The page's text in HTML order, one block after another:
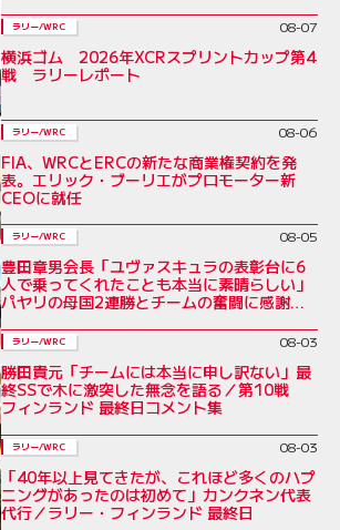
ラリー/WRC 08-07
横浜ゴム 2026年XCRスプリントカップ第4
戦 ラリーレポート
ラリー/WRC 08-06
FIA、WRCとERCの新たな商業権契約を発
表。エリック・ブーリエがプロモーター新
CEOに就任
ラリー/WRC 08-05
豊田章男会長「ユヴァスキュラの表彰台に6
人で乗ってくれたことも本当に素晴らしい」
パヤリの母国2連勝とチームの奮闘に感謝を
ラリー/WRC 08-03
勝田貴元「チームには本当に申し訳ない」最
終SSで木に激突した無念を語る／第10戦
フィンランド 最終日コメント集
ラリー/WRC 08-03
「40年以上見てきたが、これほど多くのハプ
ニングがあったのは初めて」カンクネン代表
代行／ラリー・フィンランド 最終日